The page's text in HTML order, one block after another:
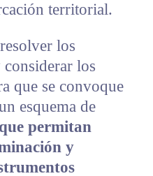
territorial.
los
considerar los
que se convoque
esquema de
permitan
y